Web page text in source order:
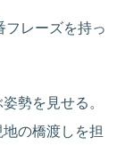
フレーズを持っ
勢を見せる。
の橋渡しを担